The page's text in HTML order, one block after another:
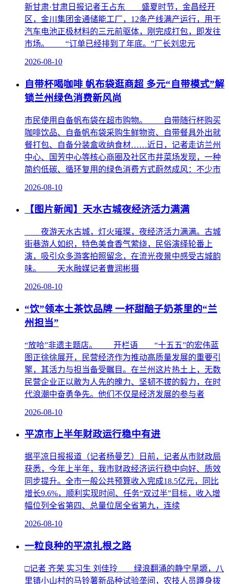
新甘肃·甘肃日报记者王占东 盛夏时节，金昌经开
区，金川集团金通储能工厂，12条产线满产运行，用于
汽车电池正极材料的三元前驱体，刚完成打包，即发往
市场。 “订单已经排到了年底。”厂长刘忠元
2026-08-10
自带杯喝咖啡 帆布袋逛商超 多元“自带模式”解
锁兰州绿色消费新风尚
市民使用自备帆布袋在超市购物。 自带随行杯购买
咖啡饮品、自备帆布袋采购生鲜物资、自带餐具外出就
餐打包、自备分装盒收纳食材……近日，记者走访兰州
中心、国芳中心等核心商圈及社区市井菜场发现，一种
简约低碳、循环复用的绿色消费方式蔚然成风：不少市
2026-08-10
【图片新闻】天水古城夜经济活力满满
夜游天水古城，灯火璀璨，夜经济活力满满。古城
街巷游人如织，特色美食香气萦绕，民俗演绎轮番上
演，吸引众多游客拍照留念，在流光夜景中感受古城韵
味。 天水融媒记者曹润彬摄
2026-08-10
“饮”领本土茶饮品牌 一杯甜醅子奶茶里的“兰
州担当”
“放哈”非遗主题店。 开栏语 “十五五”的宏伟蓝
图正徐徐展开，民营经济作为推动高质量发展的重要引
擎，其活力与担当备受瞩目。在兰州这片热土上，无数
民营企业正以敢为人先的魄力、坚韧不拔的毅力，在时
代浪潮中奋勇争先。他们不仅是经济发展的参与者
2026-08-10
平凉市上半年财政运行稳中有进
据平凉日报报道（记者杨曼艺）日前，记者从市财政局
获悉，今年上半年，我市财政经济运行稳中向好、质效
同步提升。全市一般公共预算收入完成18.5亿元，同比
增长9.6%，顺利实现时间、任务“双过半”目标，收入增
幅位列全省第四、总量位居全省第九，连续
2026-08-10
一粒良种的平凉扎根之路
□记者 齐荣 实习生 刘佳玲 绿浪翻涌的静宁旱塬，八
里镇小山村的马铃薯新品种试验垄间，农技人员蹲身拨